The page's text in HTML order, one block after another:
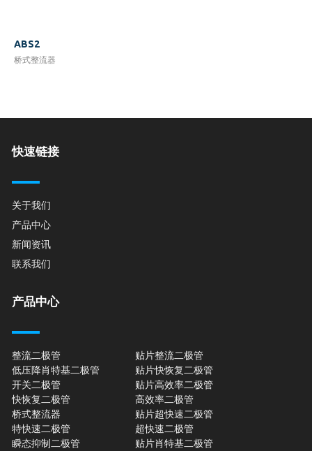
ABS2
桥式整流器
快速链接
关于我们
产品中心
新闻资讯
联系我们
产品中心
整流二极管
低压降肖特基二极管
开关二极管
快恢复二极管
桥式整流器
特快速二极管
瞬态抑制二极管
贴片整流二极管
贴片快恢复二极管
贴片高效率二极管
高效率二极管
贴片超快速二极管
超快速二极管
贴片肖特基二极管